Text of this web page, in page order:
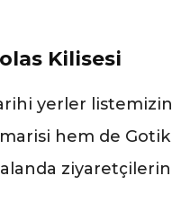
Kilisesi
yerler
hem de